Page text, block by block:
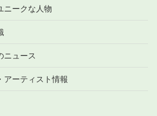
ニークな人物
ニュース
アーティスト情報